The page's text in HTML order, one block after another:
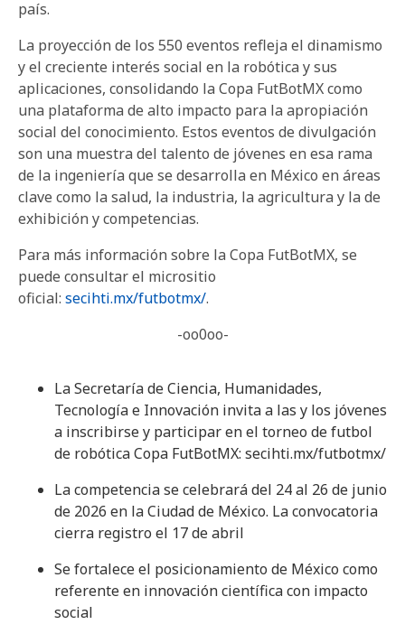
país.
La proyección de los 550 eventos refleja el dinamismo
y el creciente interés social en la robótica y sus
aplicaciones, consolidando la Copa FutBotMX como
una plataforma de alto impacto para la apropiación
social del conocimiento. Estos eventos de divulgación
son una muestra del talento de jóvenes en esa rama
de la ingeniería que se desarrolla en México en áreas
clave como la salud, la industria, la agricultura y la de
exhibición y competencias.
Para más información sobre la Copa FutBotMX, se
puede consultar el micrositio
oficial: secihti.mx/futbotmx/.
-oo0oo-
La Secretaría de Ciencia, Humanidades,
Tecnología e Innovación invita a las y los jóvenes
a inscribirse y participar en el torneo de futbol
de robótica Copa FutBotMX: secihti.mx/futbotmx/
La competencia se celebrará del 24 al 26 de junio
de 2026 en la Ciudad de México. La convocatoria
cierra registro el 17 de abril
Se fortalece el posicionamiento de México como
referente en innovación científica con impacto
social